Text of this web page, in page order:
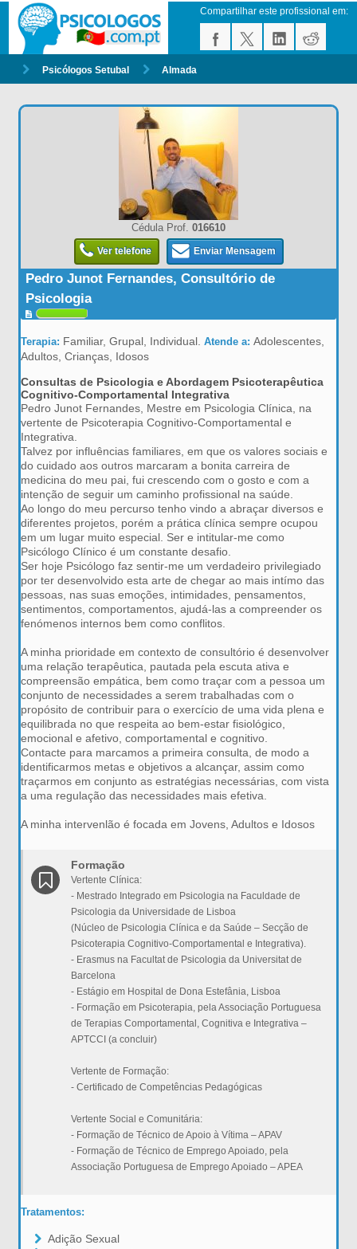
Compartilhar este profissional em:
Psicólogos Setubal Almada
Cédula Prof. 016610
Ver telefone Enviar Mensagem
Pedro Junot Fernandes, Consultório de
Psicologia
Terapia: Familiar, Grupal, Individual.Atende a:Adolescentes,
Adultos, Crianças, Idosos
Consultas de Psicologia e Abordagem Psicoterapêutica
Cognitivo-Comportamental Integrativa
Pedro Junot Fernandes, Mestre em Psicologia Clínica, na
vertente de Psicoterapia Cognitivo-Comportamental e
Integrativa.
Talvez por influências familiares, em que os valores sociais e
do cuidado aos outros marcaram a bonita carreira de
medicina do meu pai, fui crescendo com o gosto e com a
intenção de seguir um caminho profissional na saúde.
Ao longo do meu percurso tenho vindo a abraçar diversos e
diferentes projetos, porém a prática clínica sempre ocupou
em um lugar muito especial. Ser e intitular-me como
Psicólogo Clínico é um constante desafio.
Ser hoje Psicólogo faz sentir-me um verdadeiro privilegiado
por ter desenvolvido esta arte de chegar ao mais intímo das
pessoas, nas suas emoções, intimidades, pensamentos,
sentimentos, comportamentos, ajudá-las a compreender os
fenómenos internos bem como conflitos.
A minha prioridade em contexto de consultório é desenvolver
uma relação terapêutica, pautada pela escuta ativa e
compreensão empática, bem como traçar com a pessoa um
conjunto de necessidades a serem trabalhadas com o
propósito de contribuir para o exercício de uma vida plena e
equilibrada no que respeita ao bem-estar fisiológico,
emocional e afetivo, comportamental e cognitivo.
Contacte para marcamos a primeira consulta, de modo a
identificarmos metas e objetivos a alcançar, assim como
traçarmos em conjunto as estratégias necessárias, com vista
a uma regulação das necessidades mais efetiva.
A minha intervenlão é focada em Jovens, Adultos e Idosos
Formação
Vertente Clínica:
- Mestrado Integrado em Psicologia na Faculdade de
Psicologia da Universidade de Lisboa
(Núcleo de Psicologia Clínica e da Saúde – Secção de
Psicoterapia Cognitivo-Comportamental e Integrativa).
- Erasmus na Facultat de Psicologia da Universitat de
Barcelona
- Estágio em Hospital de Dona Estefânia, Lisboa
- Formação em Psicoterapia, pela Associação Portuguesa
de Terapias Comportamental, Cognitiva e Integrativa –
APTCCI (a concluir)
Vertente de Formação:
- Certificado de Competências Pedagógicas
Vertente Social e Comunitária:
- Formação de Técnico de Apoio à Vítima – APAV
- Formação de Técnico de Emprego Apoiado, pela
Associação Portuguesa de Emprego Apoiado – APEA
Tratamentos:
Adição Sexual